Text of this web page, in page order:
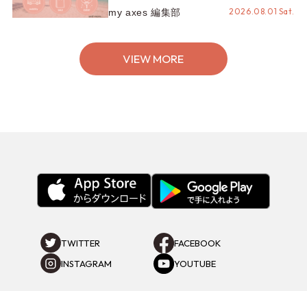
REZEN POPUPから、プチYour
Stage.、ティーパーティまで！8月
my axes 編集部 2026.08.01 Sat.
VIEW MORE
TWITTER
FACEBOOK
INSTAGRAM
YOUTUBE